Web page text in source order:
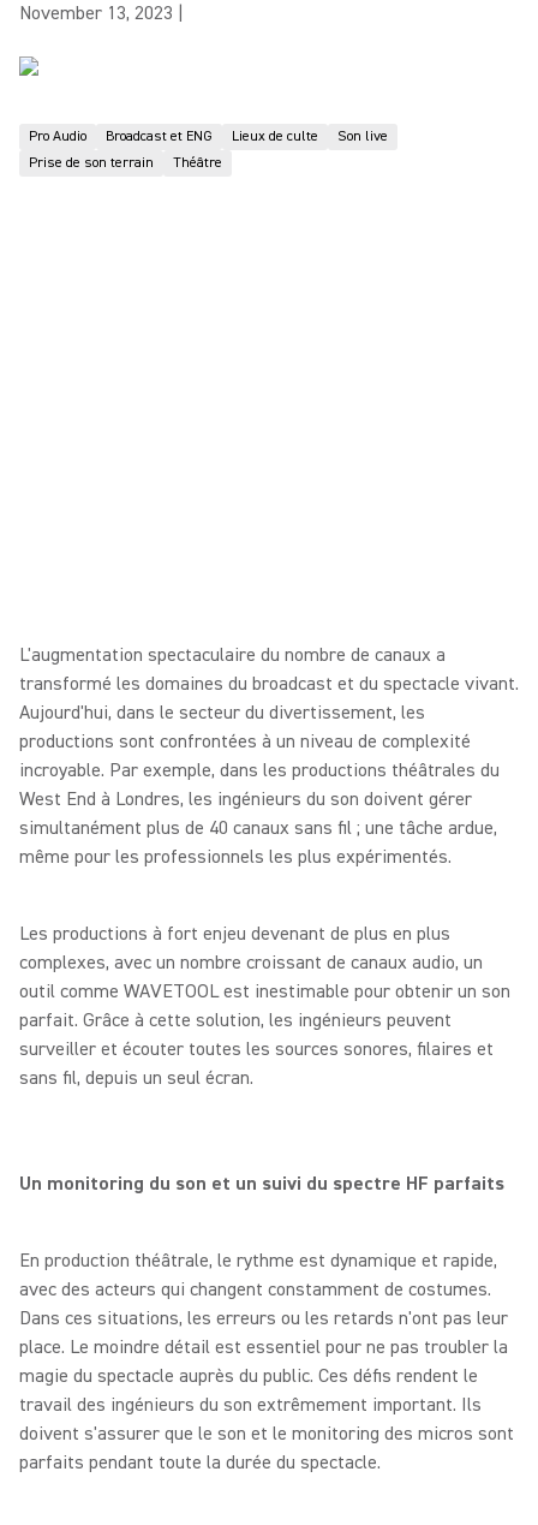
November 13, 2023
Pro Audio Broadcast et ENG Lieux de culte
Son live
Prise de son terrain
Théâtre
L'augmentation spectaculaire du nombre de canaux a
transformé les domaines du broadcast et du spectacle vivant.
Aujourd'hui, dans le secteur du divertissement, les
productions sont confrontées à un niveau de complexité
incroyable. Par exemple, dans les productions théâtrales du
West End à Londres, les ingénieurs du son doivent gérer
simultanément plus de 40 canaux sans fil ; une tâche ardue,
même pour les professionnels les plus expérimentés.
Les productions à fort enjeu devenant de plus en plus
complexes, avec un nombre croissant de canaux audio, un
outil comme WAVETOOL est inestimable pour obtenir un son
parfait. Grâce à cette solution, les ingénieurs peuvent
surveiller et écouter toutes les sources sonores, filaires et
sans fil, depuis un seul écran.
Un monitoring du son et un suivi du spectre HF parfaits
En production théâtrale, le rythme est dynamique et rapide,
avec des acteurs qui changent constamment de costumes.
Dans ces situations, les erreurs ou les retards n'ont pas leur
place. Le moindre détail est essentiel pour ne pas troubler la
magie du spectacle auprès du public. Ces défis rendent le
travail des ingénieurs du son extrêmement important. Ils
doivent s'assurer que le son et le monitoring des micros sont
parfaits pendant toute la durée du spectacle.